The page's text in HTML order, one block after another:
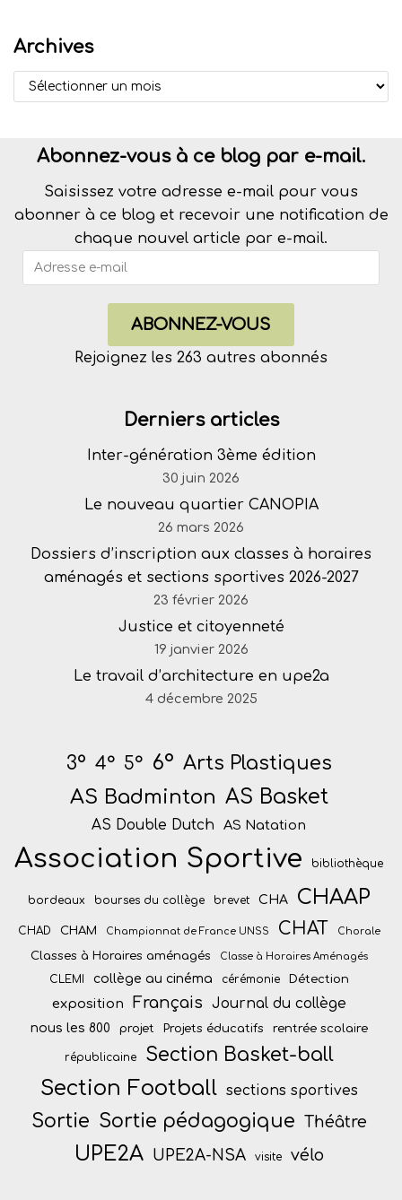
Archives
Abonnez-vous à ce blog par e-mail.
Saisissez votre adresse e-mail pour vous
abonner à ce blog et recevoir une notification de
chaque nouvel article par e-mail.
ABONNEZ-VOUS
Rejoignez les 263 autres abonnés
Derniers articles
Inter-génération 3ème édition
30 juin 2026
Le nouveau quartier CANOPIA
26 mars 2026
Dossiers d’inscription aux classes à horaires
aménagés et sections sportives 2026-2027
23 février 2026
Justice et citoyenneté
19 janvier 2026
Le travail d’architecture en upe2a
4 décembre 2025
3° 4° 5° 6° Arts Plastiques
AS Badminton AS Basket
AS Double Dutch AS Natation
Association Sportive bibliothèque
bordeaux bourses du collège brevet CHA CHAAP
CHAD CHAM Championnat de France UNSS CHAT Chorale
Classes à Horaires aménagés Classe à Horaires Aménagés
CLEMI collège au cinéma cérémonie Détection
exposition Français Journal du collège
nous les 800 projet Projets éducatifs rentrée scolaire
républicaine Section Basket-ball
Section Football sections sportives
Sortie Sortie pédagogique Théâtre
UPE2A UPE2A-NSA visite vélo